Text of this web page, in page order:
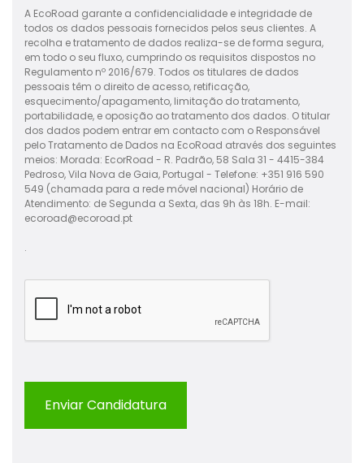
A EcoRoad garante a confidencialidade e integridade de
todos os dados pessoais fornecidos pelos seus clientes. A
recolha e tratamento de dados realiza-se de forma segura,
em todo o seu fluxo, cumprindo os requisitos dispostos no
Regulamento nº 2016/679. Todos os titulares de dados
pessoais têm o direito de acesso, retificação,
esquecimento/apagamento, limitação do tratamento,
portabilidade, e oposição ao tratamento dos dados. O titular
dos dados podem entrar em contacto com o Responsável
pelo Tratamento de Dados na EcoRoad através dos seguintes
meios: Morada: EcorRoad - R. Padrão, 58 Sala 31 - 4415-384
Pedroso, Vila Nova de Gaia, Portugal - Telefone: +351 916 590
549 (chamada para a rede móvel nacional) Horário de
Atendimento: de Segunda a Sexta, das 9h às 18h. E-mail:
ecoroad@ecoroad.pt
.